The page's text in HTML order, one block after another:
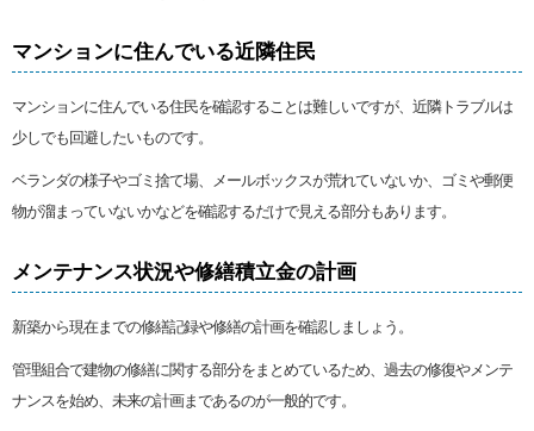
マンションに住んでいる近隣住民
マンションに住んでいる住民を確認することは難しいですが、近隣トラブルは
少しでも回避したいものです。
ベランダの様子やゴミ捨て場、メールボックスが荒れていないか、ゴミや郵便
物が溜まっていないかなどを確認するだけで見える部分もあります。
メンテナンス状況や修繕積立金の計画
新築から現在までの修繕記録や修繕の計画を確認しましょう。
管理組合で建物の修繕に関する部分をまとめているため、過去の修復やメンテ
ナンスを始め、未来の計画まであるのが一般的です。